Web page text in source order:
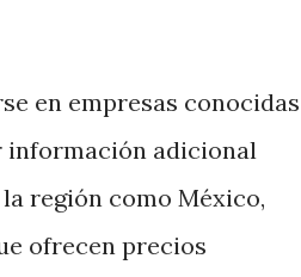
en empresas
información adicional
región como México,
ofrecen precios